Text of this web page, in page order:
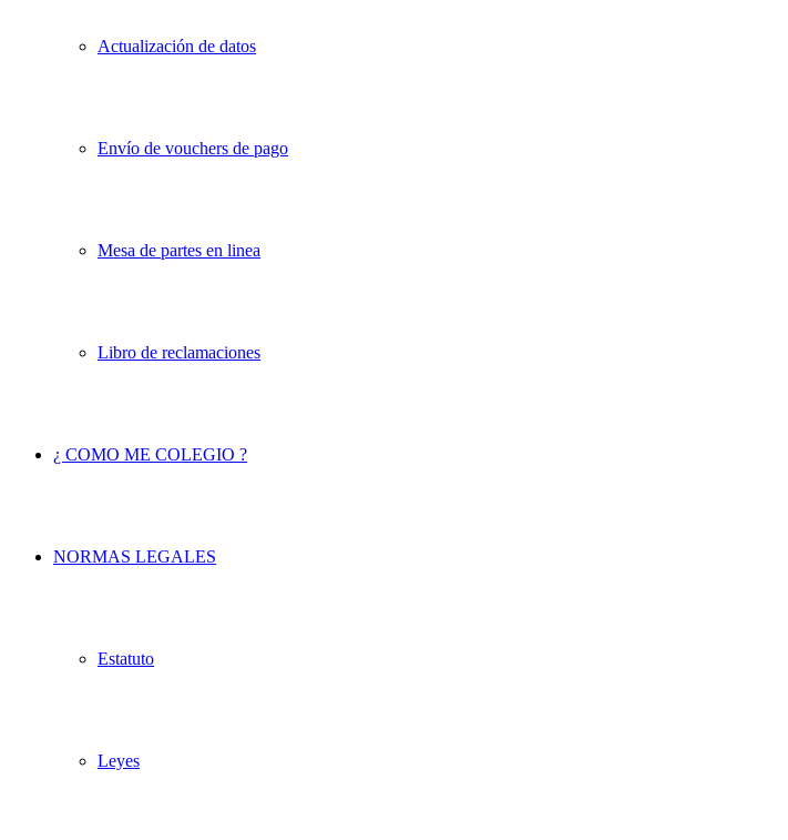
Actualización de datos
Envío de vouchers de pago
Mesa de partes en linea
Libro de reclamaciones
¿ COMO ME COLEGIO ?
NORMAS LEGALES
Estatuto
Leyes